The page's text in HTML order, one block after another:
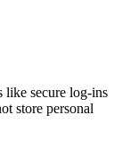
like secure log-ins
store personal